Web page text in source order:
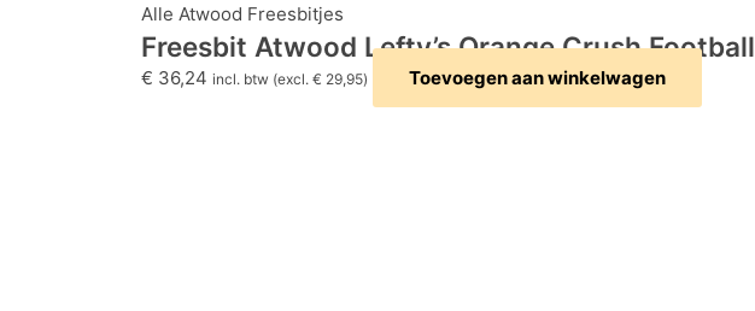
Alle Atwood Freesbitjes
Freesbit Atwood Lefty’s Orange Crush Football
€ 36,24 incl. btw (excl. € 29,95) Toevoegen aan winkelwagen